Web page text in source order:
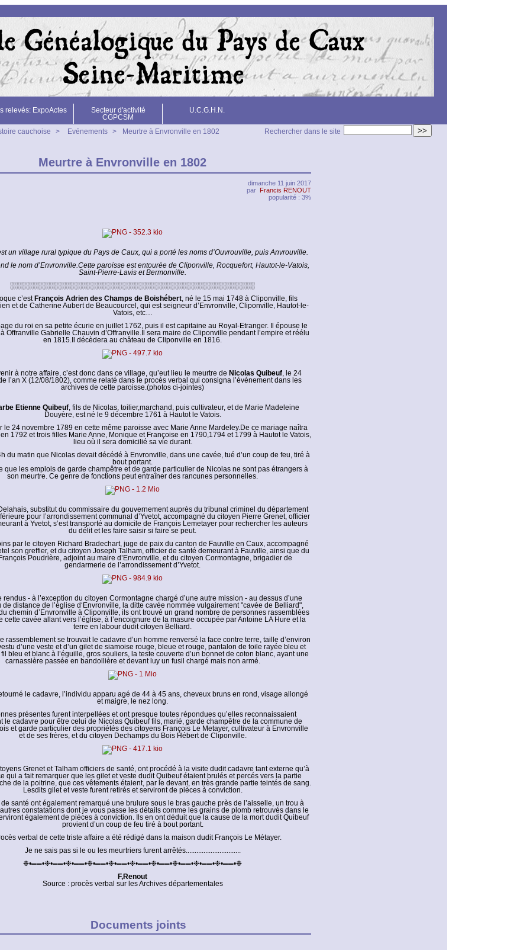
relevés: ExpoActes
Secteur d'activité
CGPCSM
U.C.G.H.N.
>>
Rechercher dans le site
cauchoise > Evénements > Meurtre à Envronville en 1802
Meurtre à Envronville en 1802
dimanche 11 juin 2017
par Francis RENOUT
popularité : 3%
un village rural typique du Pays de Caux, qui a porté les noms d’Ouvrouville, puis Anvrouville.
le nom d’Envronville.Cette paroisse est entourée de Cliponville, Rocquefort, Hautot-le-Vatois,
Saint-Pierre-Lavis et Bermonville.
░░░░░░░░░░░░░░░░░░░░░░░░░░░░░░░░░░░░░░░░░░░░░░
c’est François Adrien des Champs de Boishébert, né le 15 mai 1748 à Cliponville, fils
et de Catherine Aubert de Beaucourcel, qui est seigneur d’Envronville, Cliponville, Hautot-le-
Vatois, etc…
du roi en sa petite écurie en juillet 1762, puis il est capitaine au Royal-Etranger. Il épouse le
Offranville Gabrielle Chauvin d’Offranville.Il sera maire de Cliponville pendant l’empire et réélu
en 1815.Il décèdera au château de Cliponville en 1816.
à notre affaire, c’est donc dans ce village, qu’eut lieu le meurtre de Nicolas Quibeuf, le 24
l’an X (12/08/1802), comme relaté dans le procès verbal qui consigna l’événement dans les
archives de cette paroisse.(photos ci-jointes)
Etienne Quibeuf, fils de Nicolas, toilier,marchand, puis cultivateur, et de Marie Madeleine
Douyère, est né le 9 décembre 1761 à Hautot le Vatois.
le 24 novembre 1789 en cette même paroisse avec Marie Anne Mardeley.De ce mariage naîtra
1792 et trois filles Marie Anne, Monique et Françoise en 1790,1794 et 1799 à Hautot le Vatois,
lieu où il sera domicilié sa vie durant.
du matin que Nicolas devait décédé à Envronville, dans une cavée, tué d’un coup de feu, tiré à
bout portant.
que les emplois de garde champêtre et de garde particulier de Nicolas ne sont pas étrangers à
son meurtre. Ce genre de fonctions peut entraîner des rancunes personnelles.
substitut du commissaire du gouvernement auprès du tribunal criminel du département
pour l’arrondissement communal d’Yvetot, accompagné du citoyen Pierre Grenet, officier
à Yvetot, s’est transporté au domicile de François Lemetayer pour rechercher les auteurs
du délit et les faire saisir si faire se peut.
par le citoyen Richard Bradechart, juge de paix du canton de Fauville en Caux, accompagné
son greffier, et du citoyen Joseph Talham, officier de santé demeurant à Fauville, ainsi que du
Poudrière, adjoint au maire d’Envronville, et du citoyen Cormontagne, brigadier de
gendarmerie de l’arrondissement d’Yvetot.
rendus - à l’exception du citoyen Cormontagne chargé d’une autre mission - au dessus d’une
de distance de l’église d‘Envronville, la ditte cavée nommée vulgairement "cavée de Belliard",
chemin d’Envronville à Cliponville, ils ont trouvé un grand nombre de personnes rassemblées
cette cavée allant vers l’église, à l’encoignure de la masure occupée par Antoine LA Hure et la
terre en labour dudit citoyen Belliard.
rassemblement se trouvait le cadavre d’un homme renversé la face contre terre, taille d’environ
d’une veste et d’un gilet de siamoise rouge, bleue et rouge, pantalon de toile rayée bleu et
bleu et blanc à l’éguille, gros souliers, la teste couverte d’un bonnet de coton blanc, ayant une
carnassière passée en bandollière et devant luy un fusil chargé mais non armé.
le cadavre, l’individu apparu agé de 44 à 45 ans, cheveux bruns en rond, visage allongé
et maigre, le nez long.
présentes furent interpellées et ont presque toutes répondues qu’elles reconnaissaient
le cadavre pour être celui de Nicolas Quibeuf fils, marié, garde champêtre de la commune de
et garde particulier des propriétés des citoyens François Le Metayer, cultivateur à Envronville
et de ses frères, et du citoyen Dechamps du Bois Hébert de Cliponville.
Grenet et Talham officiers de santé, ont procédé à la visite dudit cadavre tant externe qu’à
qui a fait remarquer que les gilet et veste dudit Quibeuf étaient brulés et percés vers la partie
de la poitrine, que ces vêtements étaient, par le devant, en très grande partie teintés de sang.
Lesdits gilet et veste furent retirés et serviront de pièces à conviction.
de santé ont également remarqué une brulure sous le bras gauche près de l’aisselle, un trou à
autres constatations dont je vous passe les détails comme les grains de plomb retrouvés dans le
également de pièces à conviction. Ils en ont déduit que la cause de la mort dudit Quibeuf
provient d’un coup de feu tiré à bout portant.
verbal de cette triste affaire a été rédigé dans la maison dudit François Le Métayer.
Je ne sais pas si le ou les meurtriers furent arrêtés...............................
❉•══•❉•══•❉•══•❉•══•❉•══•❉•══•❉•══•❉•══•❉•══•❉•══•❉
F,Renout
Source : procès verbal sur les Archives départementales
Documents joints